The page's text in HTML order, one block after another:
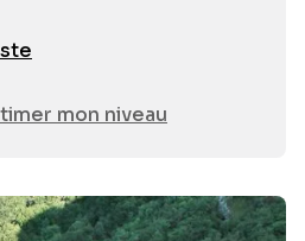
mon niveau